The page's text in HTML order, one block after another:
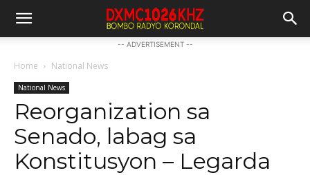
-- ADVERTISEMENT --
Home National News
National News
Reorganization sa
Senado, labag sa
Konstitusyon – Legarda